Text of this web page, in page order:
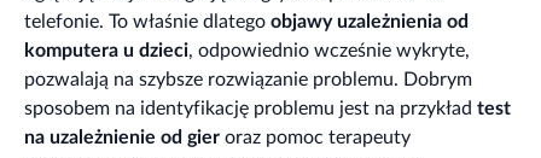
telefonie. To właśnie dlatego objawy uzależnienia od
komputera u dzieci, odpowiednio wcześnie wykryte,
pozwalają na szybsze rozwiązanie problemu. Dobrym
sposobem na identyfikację problemu jest na przykład test
na uzależnienie od gier oraz pomoc terapeuty